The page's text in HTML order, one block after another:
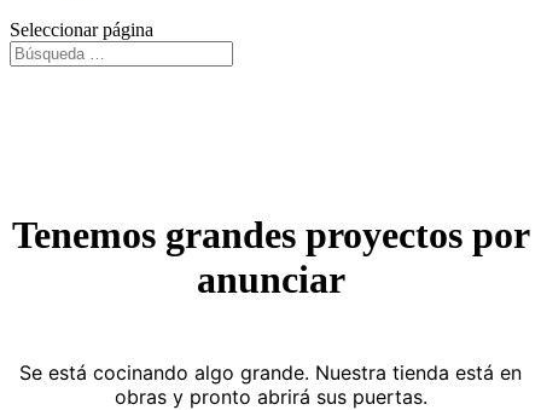
Seleccionar página
Tenemos grandes proyectos por
anunciar
Se está cocinando algo grande. Nuestra tienda está en
obras y pronto abrirá sus puertas.